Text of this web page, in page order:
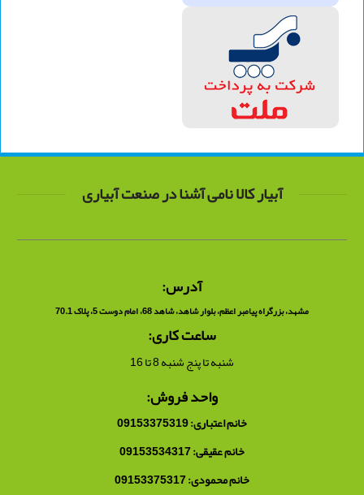
آبیار کالا نامی آشنا در صنعت آبیاری
آدرس:
مشهد، بزرگراه پیامبر اعظم، بلوار شاهد، شاهد 68، امام دوست 5، پلاک 70.1
ساعت کاری:
شنبه تا پنج شنبه 8 تا 16
واحد فروش:
خانم اعتباری: 09153375319
خانم عقیقی: 09153534317
خانم محمودی: 09153375317